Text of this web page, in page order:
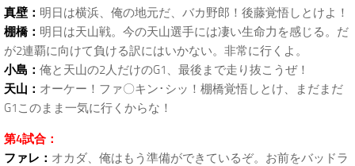
真壁： 明日は横浜、俺の地元だ、バカ野郎！後藤覚悟しとけよ！
棚橋： 明日は天山戦。今の天山選手には凄い生命力を感じる。だ
が2連覇に向けて負ける訳にはいかない。非常に行くよ。
小島： 俺と天山の2人だけのG1、最後まで走り抜こうぜ！
天山： オーケー！ファ〇キン･シッ！棚橋覚悟しとけ、まだまだ
G1このまま一気に行くからな！
第4試合：
ファレ： オカダ、俺はもう準備ができているぞ。お前をバッドラ